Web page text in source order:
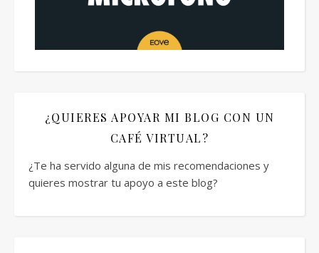
¿QUIERES APOYAR MI BLOG CON UN
CAFÉ VIRTUAL?
¿Te ha servido alguna de mis recomendaciones y
quieres mostrar tu apoyo a este blog?